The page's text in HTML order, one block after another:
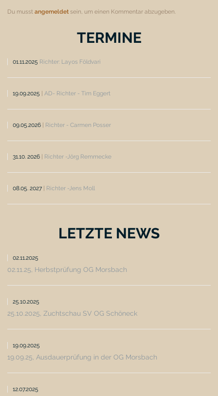
Du musst angemeldet sein, um einen Kommentar abzugeben.
TERMINE
01.11.2025 Richter: Layos Földvari
19.09.2025 | AD- Richter - Tim Eggert
09.05.2026 | Richter - Carmen Posser
31.10. 2026 | Richter -Jörg Remmecke
08.05. 2027 | Richter -Jens Moll
LETZTE NEWS
02.11.2025
02.11.25, Herbstprüfung OG Morsbach
25.10.2025
25.10.2025, Zuchtschau SV OG Schöneck
19.09.2025
19.09.25, Ausdauerprüfung in der OG Morsbach
12.07.2025